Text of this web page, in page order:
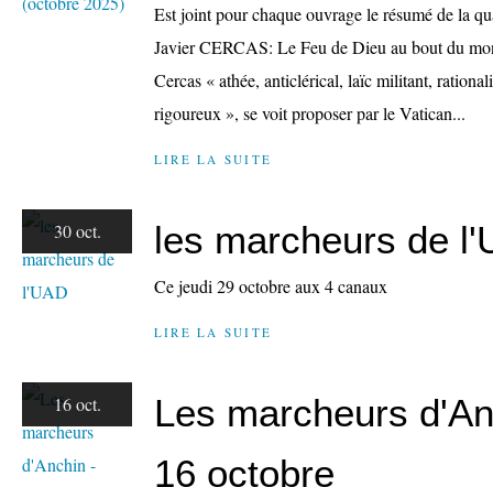
Est joint pour chaque ouvrage le résumé de la
Javier CERCAS: Le Feu de Dieu au bout du
Cercas « athée, anticlérical, laïc militant,
rigoureux », se voit proposer par le Vatican...
LIRE LA SUITE
30 oct. les marcheurs de
Ce jeudi 29 octobre aux 4 canaux
LIRE LA SUITE
16 oct.
Les marcheurs
16 octobre